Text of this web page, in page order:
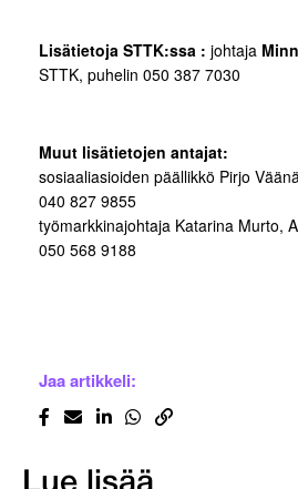
Lisätietoja STTK:ssa : johtaja
STTK, puhelin 050 387 7030
Muut lisätietojen antajat:
sosiaaliasioiden päällikkö Pirjo
040 827 9855
työmarkkinajohtaja Katarina Murto,
050 568 9188
Jaa artikkeli: